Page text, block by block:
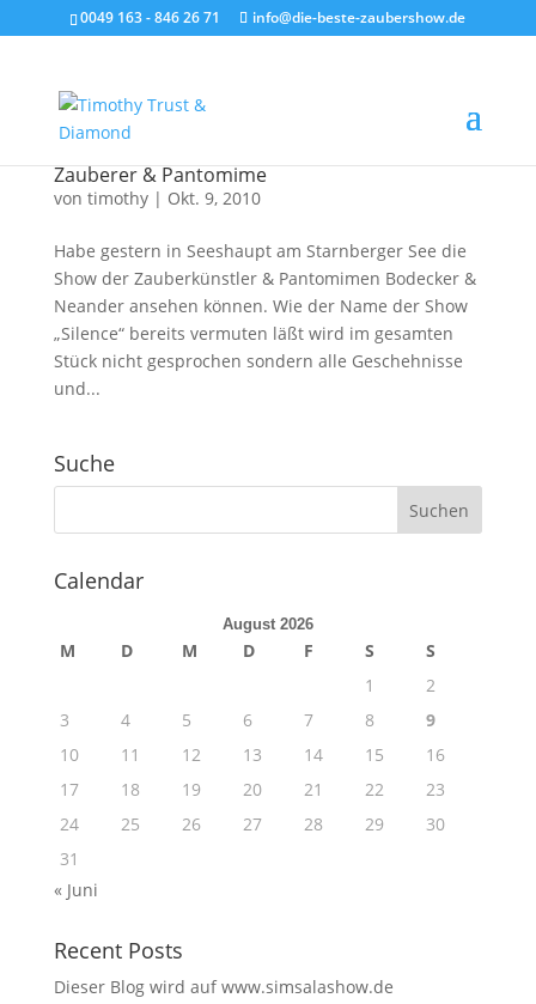
0049 163 - 846 26 71 info@die-beste-zaubershow.de
Zauberer & Pantomime
von timothy| Okt. 9, 2010
Habe gestern in Seeshaupt am Starnberger See die
Show der Zauberkünstler & Pantomimen Bodecker &
Neander ansehen können. Wie der Name der Show
„Silence“ bereits vermuten läßt wird im gesamten
Stück nicht gesprochen sondern alle Geschehnisse
und...
Suche
Calendar
August 2026
M D M D F S
S
1
2
3
4 5 6 7 8
9
10
11 12 13 14 15
16
17
18 19 20 21 22
23
24
25 26 27 28 29
30
31
« Juni
Recent Posts
Dieser Blog wird auf www.simsalashow.de